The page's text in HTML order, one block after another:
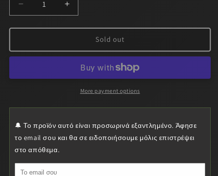
Decrease
quantity
for
Chest
Rig
OD
Τακτικό
MOLLE
με
Θήκες
Increase
quantity
for
Chest
Rig
Mission
OD
Green
Τακτικό
MOLLE
με
Sold out
More payment options
🔔 Το προϊόν αυτό είναι προσωρινά εξαντλημένο. Άφησε
το email σου και θα σε ειδοποιήσουμε μόλις επιστρέψει
στο απόθεμα.